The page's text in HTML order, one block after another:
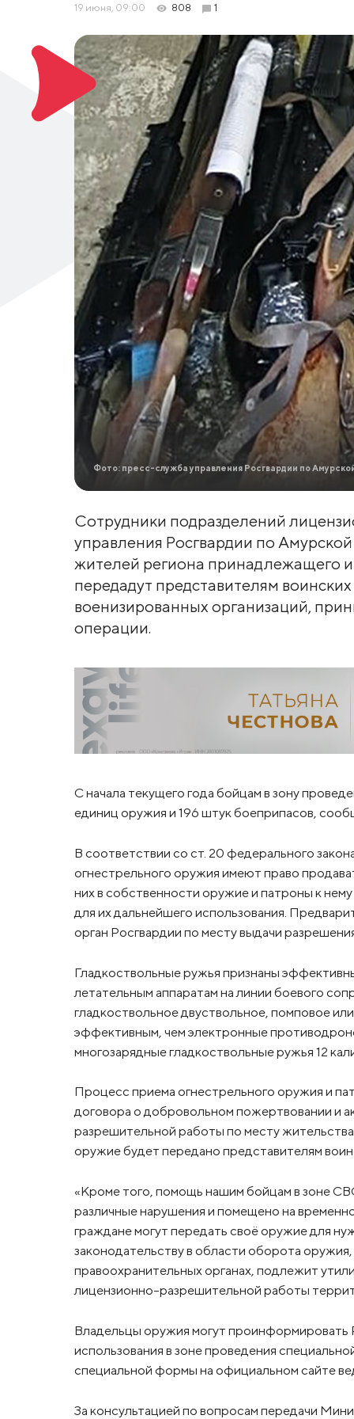
19 июня, 09:00 808 1
Фото: пресс-служба управления Росгвардии по
Сотрудники подразделений
управления Росгвардии по
жителей региона принадлежащего
передадут представителям
военизированных организаций,
операции.
С начала текущего года бойцам в зону
единиц оружия и 196 штук боеприпасов,
В соответствии со ст. 20 федерального
огнестрельного оружия имеют право
них в собственности оружие и патроны к
для их дальнейшего использования.
орган Росгвардии по месту выдачи
Гладкоствольные ружья признаны
летательным аппаратам на линии боевого
гладкоствольное двуствольное, помповое
эффективным, чем электронные
многозарядные гладкоствольные ружья 12
Процесс приема огнестрельного оружия и
договора о добровольном пожертвовании и
разрешительной работы по месту
оружие будет передано представителям
«Кроме того, помощь нашим бойцам в зоне
различные нарушения и помещено на
граждане могут передать своё оружие для
законодательству в области оборота
правоохранительных органах, подлежит
лицензионно-разрешительной работы
Владельцы оружия могут проинформировать
использования в зоне проведения
специальной формы на официальном сайте
За консультацией по вопросам передачи